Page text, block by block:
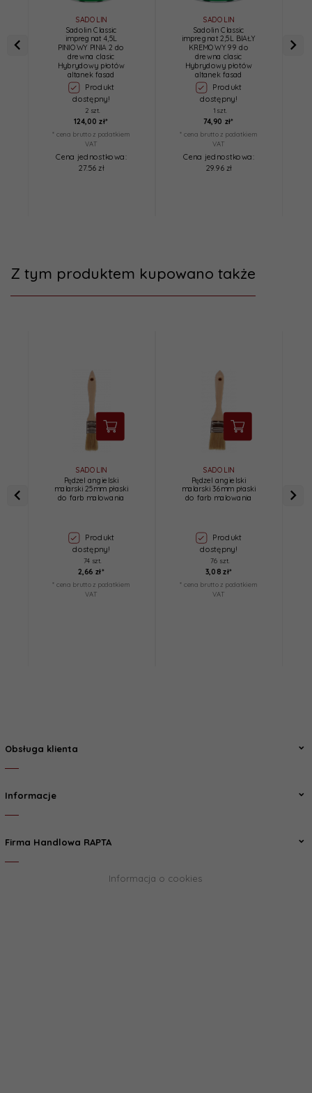
SADOLIN
Sadolin Classic
impregnat 4,5L
PINIOWY PINIA 2 do
drewna clasic
Hybrydowy płotów
altanek fasad
Produkt
dostępny!
2 szt.
124, 00 zł*
* cena brutto z podatkiem
VAT
Cena jednostkowa:
27.56 zł
SADOLIN
Sadolin Classic
impregnat 2,5L BIAŁY
KREMOWY 99 do
drewna clasic
Hybrydowy płotów
altanek fasad
Produkt
dostępny!
1 szt.
74, 90 zł*
* cena brutto z podatkiem
VAT
Cena jednostkowa:
29.96 zł
Z tym produktem kupowano także
SADOLIN
Pędzel angielski
malarski 25mm płaski
do farb malowania
Produkt
dostępny!
74 szt.
2, 66 zł*
* cena brutto z podatkiem
VAT
SADOLIN
Pędzel angielski
malarski 36mm płaski
do farb malowania
Produkt
dostępny!
76 szt.
3, 08 zł*
* cena brutto z podatkiem
VAT
Obsługa klienta
Informacje
Firma Handlowa RAPTA
Informacja o cookies